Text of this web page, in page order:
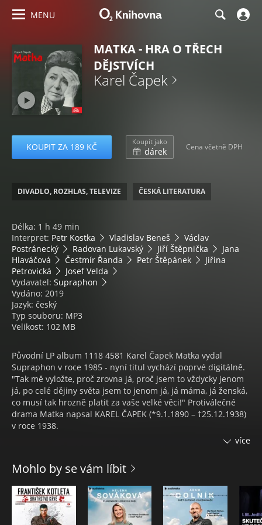
MENU
MATKA - HRA O TŘECH
DĚJSTVÍCH
Karel Čapek
KOUPIT ZA 189 KČ Koupit jako
dárek Cena včetně DPH
DIVADLO, ROZHLAS, TELEVIZE ČESKÁ LITERATURA
Délka: 1 h 49 min
Interpret: Petr Kostka Vladislav Beneš
Václav
Postránecký
Radovan Lukavský Jiří Štěpnička
Jana
Hlaváčová
Čestmír Řanda Petr Štěpánek
Jiřina
Petrovická
Josef Velda
Vydavatel: Supraphon
Vydáno: 2019
Jazyk: český
Typ souboru: MP3
Velikost: 102 MB
Původní LP album 1118 4581 Karel Čapek Matka vydal
Supraphon v roce 1985 - nyní titul vychází poprvé digitálně.
"Tak mě vyložte, proč zrovna já, proč jsem to vždycky jenom
já, po celé dějiny světa jsem to jenom já, já máma, já ženská,
co musí tak hrozně platit za vaše velké věci!" Protiválečné
drama Matka napsal KAREL ČAPEK (*9.1.1890 – †25.12.1938)
v roce 1938.
postupně zjevují, nejprve manžel Richard, povídá si s ním,
polemizuje o tom, proč se synové chtějí tolik podobat
hrdinsky zemřelému tatínkovi. Ale tatínek svoje hrdinství
zpochybňuje - padl zcela zbytečně v "bezvýznamné bitvě,
navíc prohrané"...chybou velitele. Povídá si i s již mrtvým
více
Mohlo by se vám líbit